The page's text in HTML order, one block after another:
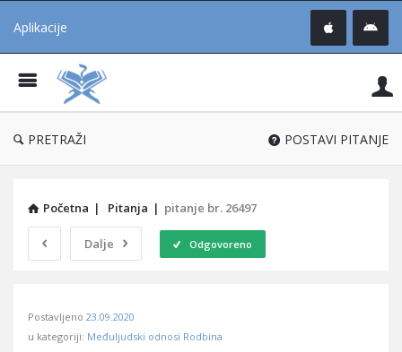
Aplikacije
®
PRETRAŽI POSTAVI PITANJE
Početna | Pitanja | pitanje br. 26497
Dalje Odgovoreno
Učene
Postavljeno 23.09.2020
u kategoriji: Međuljudski odnosi Rodbina